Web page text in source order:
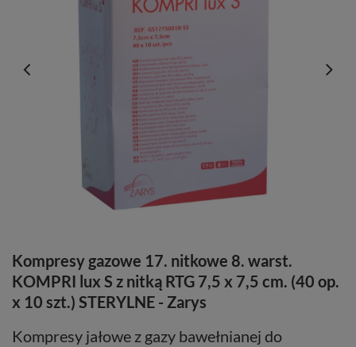
Kompresy gazowe 17. nitkowe 8. warst.
KOMPRI lux S z nitką RTG 7,5 x 7,5 cm. (40 op.
x 10 szt.) STERYLNE - Zarys
Kompresy jałowe z gazy bawełnianej do